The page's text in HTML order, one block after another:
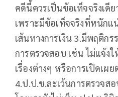
คดีนี้ควรเป็นข้อเท็จจริงเดี
เพราะมีข้อเท็จจริงที่หนัก
เส้นทางการเงิน 3.มีพฤติก
การตรวจสอบ เช่น ไม่แจ้ง
เรื่องต่างๆ หรือการเปิดเผ
4.ป.ป.ช.ละเว้นการตรวจส